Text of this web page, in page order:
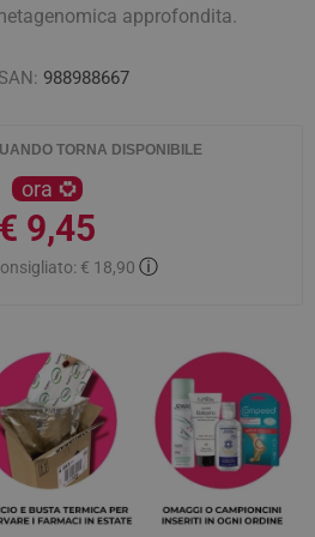
approfondita.
988988667
TORNA DISPONIBILE
ora
€ 9,45
€ 18,90 ⓘ